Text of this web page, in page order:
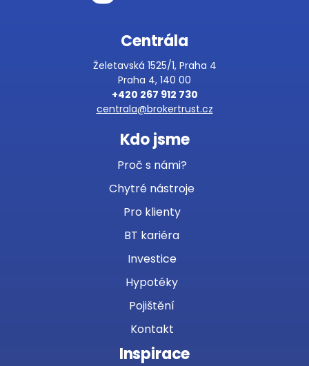
Centrála
Želetavská 1525/1, Praha 4
Praha 4, 140 00
+420 267 912 730
centrala@brokertrust.cz
Kdo jsme
Proč s námi?
Chytré nástroje
Pro klienty
BT kariéra
Investice
Hypotéky
Pojištění
Kontakt
Inspirace